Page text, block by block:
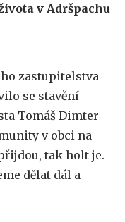
v Adršpachu
zastupitelstva
se stavění
Tomáš Dimter
v obci na
tak holt je.
dělat dál a